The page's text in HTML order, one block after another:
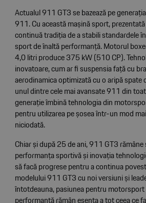
Actualul 911 GT3 se bazează pe
911. Cu această mașină sport,
continuă tradiția de a stabili standardele
sport de înaltă performanță. Motorul
4,0 litri produce 375 kW (510 CP).
inovatoare, cum ar fi suspensia față cu
aerodinamica optimizată cu o aripă
unul dintre cele mai avansate 911 din
generație îmbină tehnologia din
pentru utilizarea pe șosea într-un mod
niciodată.
Chiar și după 25 de ani, 911 GT3
performanța sportivă și inovația
să facă progrese pentru a continua
modelului 911 GT3 cu noi versiuni și
întotdeauna, pasiunea pentru
performanță rămân esența a tot ceea ce